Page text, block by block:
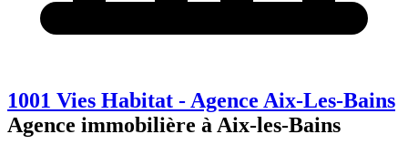
1001 Vies Habitat - Agence Aix-Les-Bains
Agence immobilière à Aix-les-Bains